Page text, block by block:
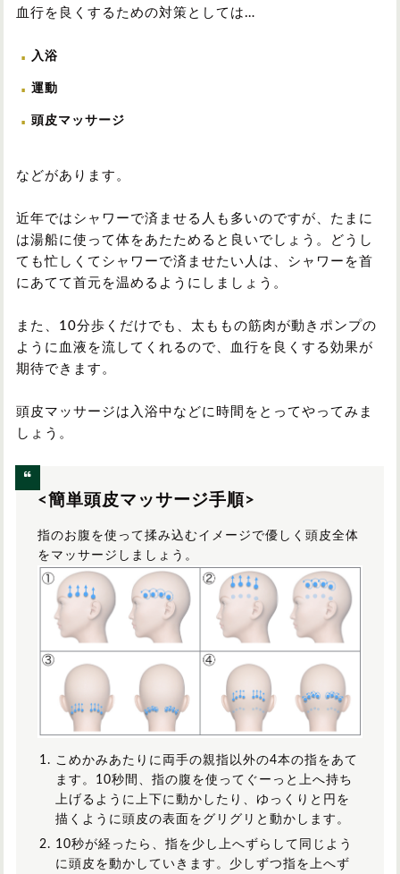
血行を良くするための対策としては…
入浴
運動
頭皮マッサージ
などがあります。
近年ではシャワーで済ませる人も多いのですが、たまに
は湯船に使って体をあたためると良いでしょう。どうし
ても忙しくてシャワーで済ませたい人は、シャワーを首
にあてて首元を温めるようにしましょう。
また、10分歩くだけでも、太ももの筋肉が動きポンプの
ように血液を流してくれるので、血行を良くする効果が
期待できます。
頭皮マッサージは入浴中などに時間をとってやってみま
しょう。
<簡単頭皮マッサージ手順>
指のお腹を使って揉み込むイメージで優しく頭皮全体
をマッサージしましょう。
こめかみあたりに両手の親指以外の4本の指をあて
ます。10秒間、指の腹を使ってぐーっと上へ持ち
上げるように上下に動かしたり、ゆっくりと円を
描くように頭皮の表面をグリグリと動かします。
10秒が経ったら、指を少し上へずらして同じよう
に頭皮を動かしていきます。少しずつ指を上へず